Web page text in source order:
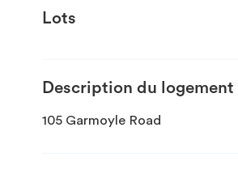
Lots
Description du logement
105 Garmoyle Road